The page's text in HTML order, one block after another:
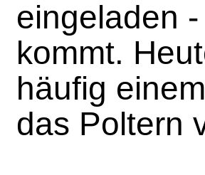
eingeladen
kommt.
häufig
das Poltern